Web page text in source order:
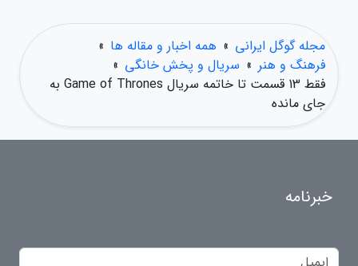
مجله گوگل ایرانی » همه اخبار و مقاله ها »
فرهنگ و هنر » سریال و پخش خانگی »
فقط 13 قسمت تا خاتمه سریال Game of Thrones به
جای مانده
خبرنامه